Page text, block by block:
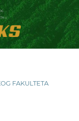
FAKULTETA